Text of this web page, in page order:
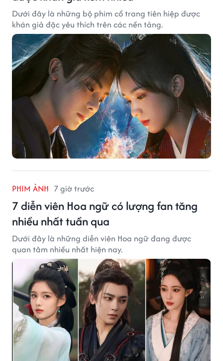
Dưới đây là những bộ phim cổ trang tiên hiệp được
khán giả đặc yêu thích trên các nền tảng.
PHIM ẢNH 7 giờ trước
7 diễn viên Hoa ngữ có lượng fan tăng
nhiều nhất tuần qua
Dưới đây là những diễn viên Hoa ngữ đang được
quan tâm nhiều nhất hiện nay.